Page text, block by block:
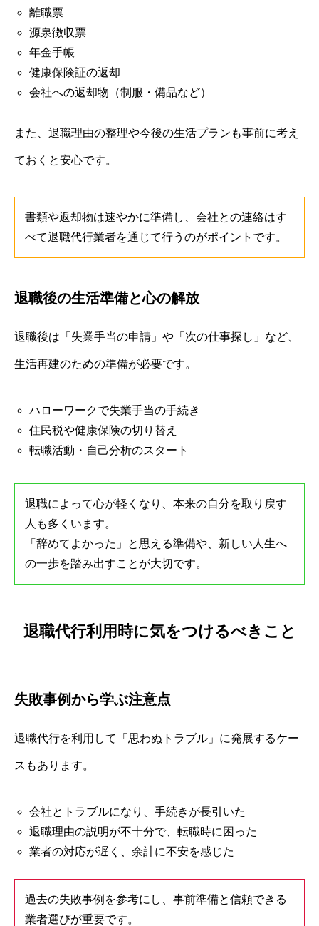
離職票
源泉徴収票
年金手帳
健康保険証の返却
会社への返却物（制服・備品など）
また、退職理由の整理や今後の生活プランも事前に考え
ておくと安心です。
書類や返却物は速やかに準備し、会社との連絡はす
べて退職代行業者を通じて行うのがポイントです。
退職後の生活準備と心の解放
退職後は「失業手当の申請」や「次の仕事探し」など、
生活再建のための準備が必要です。
ハローワークで失業手当の手続き
住民税や健康保険の切り替え
転職活動・自己分析のスタート
退職によって心が軽くなり、本来の自分を取り戻す
人も多くいます。
「辞めてよかった」と思える準備や、新しい人生へ
の一歩を踏み出すことが大切です。
退職代行利用時に気をつけるべきこと
失敗事例から学ぶ注意点
退職代行を利用して「思わぬトラブル」に発展するケー
スもあります。
会社とトラブルになり、手続きが長引いた
退職理由の説明が不十分で、転職時に困った
業者の対応が遅く、余計に不安を感じた
過去の失敗事例を参考にし、事前準備と信頼できる
業者選びが重要です。